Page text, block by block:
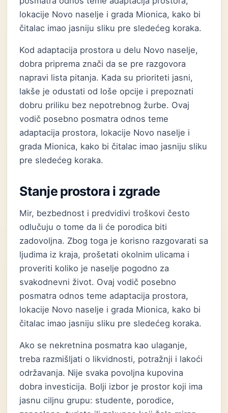
lokacije Novo naselje i grada Mionica, kako bi
čitalac imao jasniju sliku pre sledećeg koraka.
Kod adaptacija prostora u delu Novo naselje,
dobra priprema znači da se pre razgovora
napravi lista pitanja. Kada su prioriteti jasni,
lakše je odustati od loše opcije i prepoznati
dobru priliku bez nepotrebnog žurbe. Ovaj
vodič posebno posmatra odnos teme
adaptacija prostora, lokacije Novo naselje i
grada Mionica, kako bi čitalac imao jasniju sliku
pre sledećeg koraka.
Stanje prostora i zgrade
Mir, bezbednost i predvidivi troškovi često
odlučuju o tome da li će porodica biti
zadovoljna. Zbog toga je korisno razgovarati sa
ljudima iz kraja, prošetati okolnim ulicama i
proveriti koliko je naselje pogodno za
svakodnevni život. Ovaj vodič posebno
posmatra odnos teme adaptacija prostora,
lokacije Novo naselje i grada Mionica, kako bi
čitalac imao jasniju sliku pre sledećeg koraka.
Ako se nekretnina posmatra kao ulaganje,
treba razmišljati o likvidnosti, potražnji i lakoći
održavanja. Nije svaka povoljna kupovina
dobra investicija. Bolji izbor je prostor koji ima
jasnu ciljnu grupu: studente, porodice,